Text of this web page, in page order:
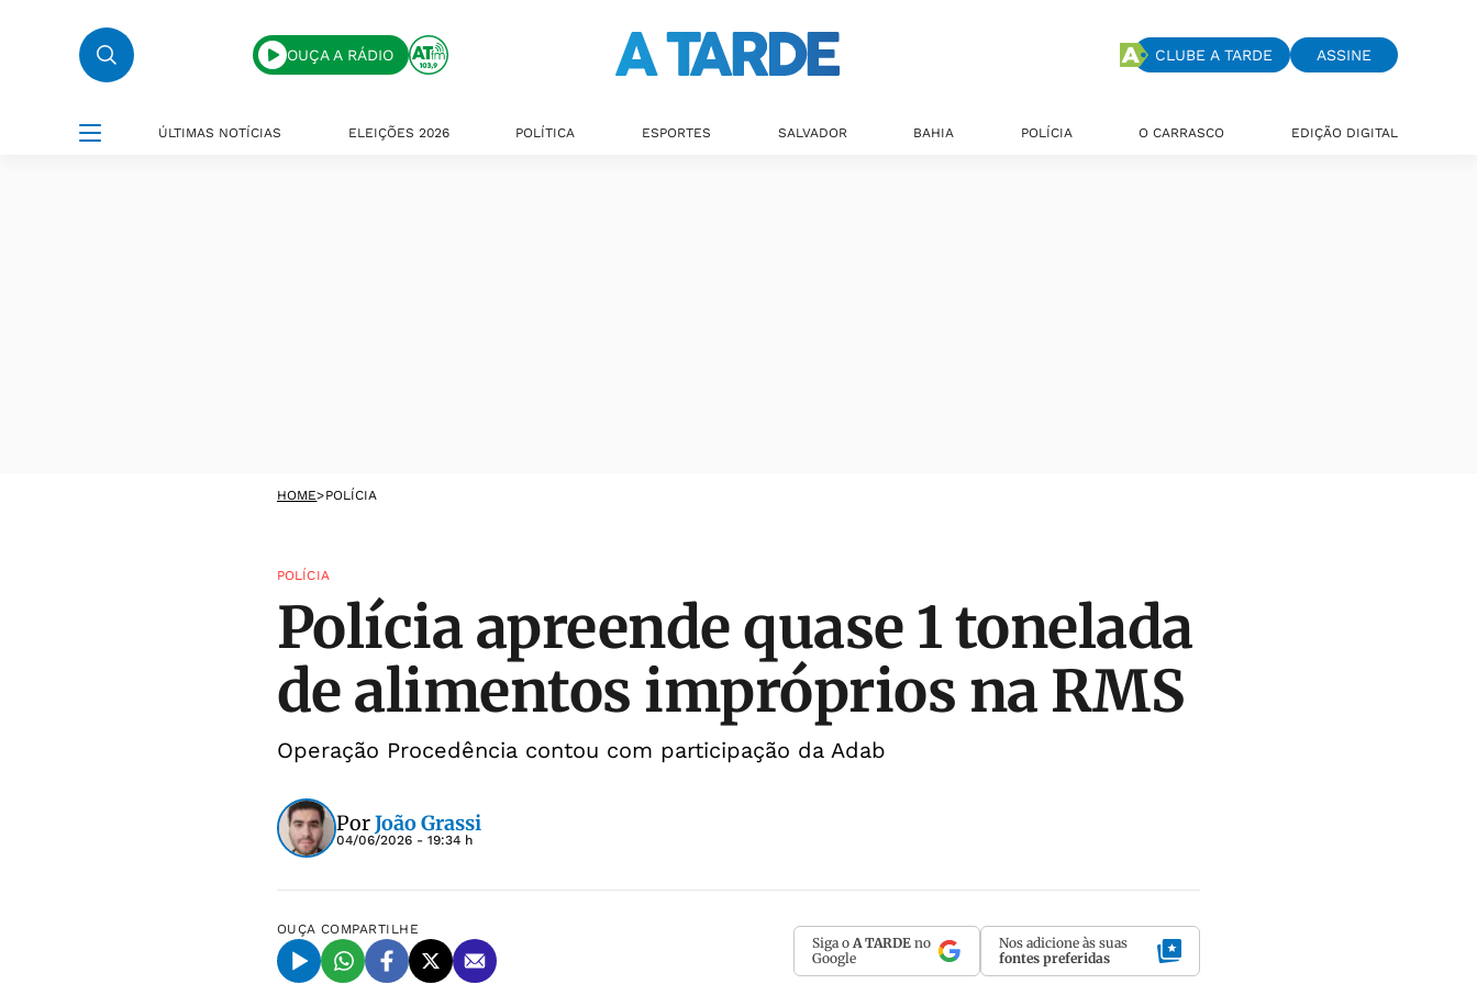
OUÇA A RÁDIO CLUBE A TARDE ASSINE
ÚLTIMAS NOTÍCIAS ELEIÇÕES 2026 POLÍTICA ESPORTES SALVADOR BAHIA POLÍCIA O CARRASCO EDIÇÃO DIGITAL
HOME>POLÍCIA
POLÍCIA
Polícia apreende quase 1 tonelada
de alimentos impróprios na RMS
Operação Procedência contou com participação da Adab
PorJoão Grassi
04/06/2026 - 19:34 h
OUÇA COMPARTILHE
Siga o A TARDE no
Google
Nos adicione às suas
fontes preferidas